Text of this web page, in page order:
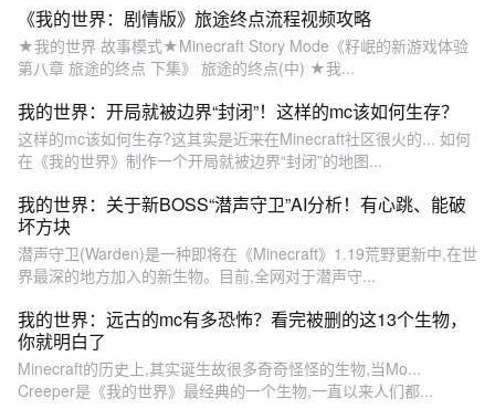
《我的世界：剧情版》旅途终点流程视频攻略
★我的世界 故事模式★Minecraft Story Mode《籽岷的新游戏体验
第八章 旅途的终点 下集》 旅途的终点(中) ★我...
我的世界：开局就被边界“封闭”！这样的mc该如何生存？
这样的mc该如何生存?这其实是近来在Minecraft社区很火的... 如何
在《我的世界》制作一个开局就被边界“封闭”的地图...
我的世界：关于新BOSS“潜声守卫”AI分析！有心跳、能破
坏方块
潜声守卫(Warden)是一种即将在《Minecraft》1.19荒野更新中,在世
界最深的地方加入的新生物。目前,全网对于潜声守...
我的世界：远古的mc有多恐怖？看完被删的这13个生物，
你就明白了
Minecraft的历史上,其实诞生故很多奇奇怪怪的生物,当Mo...
Creeper是《我的世界》最经典的一个生物,一直以来人们都...